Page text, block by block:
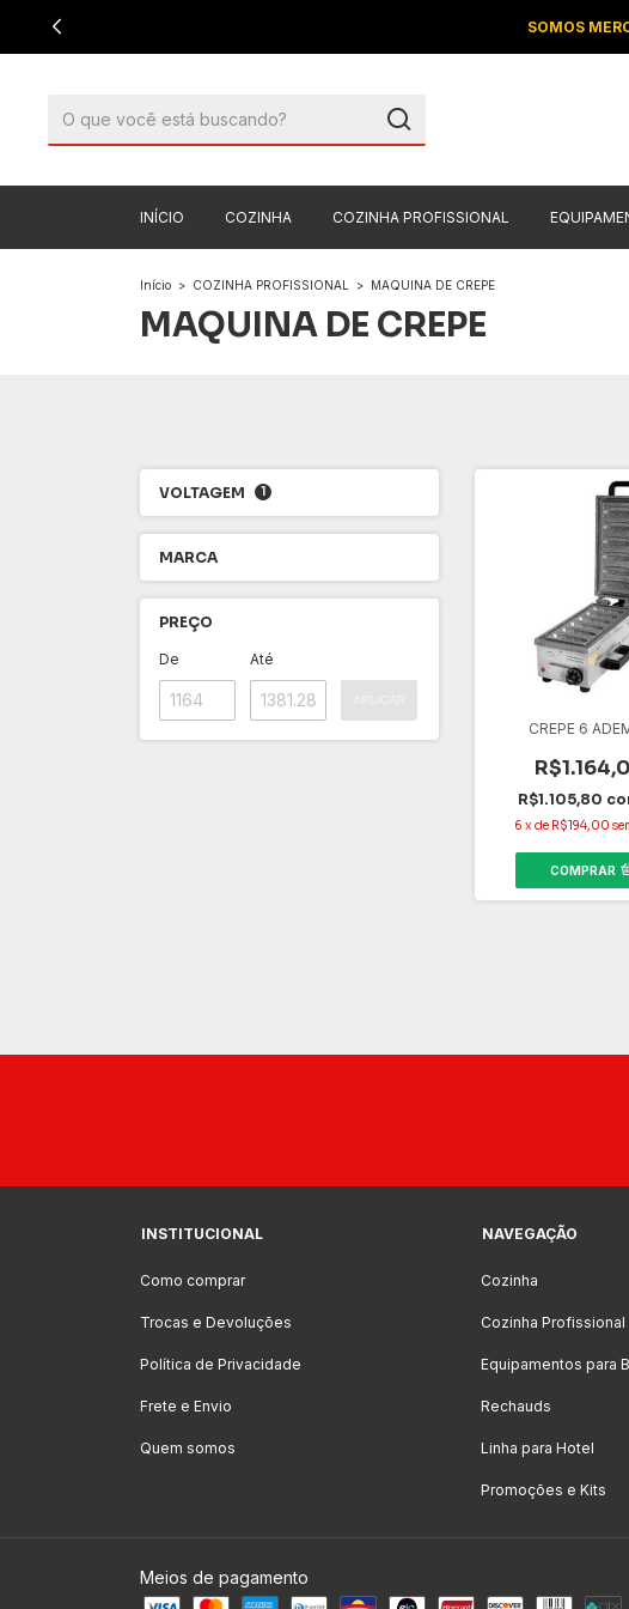
SOMOS
INÍCIO COZINHA COZINHA PROFISSIONAL
Início > COZINHA PROFISSIONAL > MAQUINA DE CREPE
MAQUINA DE CREPE
VOLTAGEM 1
MARCA
PREÇO
De Até
CREPE 6
R$1.105,80
6 xde R$194,00
COMPRAR
INSTITUCIONAL
Como comprar
Trocas e Devoluções
Política de Privacidade
Frete e Envio
Quem somos
NAVEGAÇÃO
Cozinha
Cozinha Profissional
Equipamentos para
Rechauds
Linha para Hotel
Promoções e Kits
Meios de pagamento